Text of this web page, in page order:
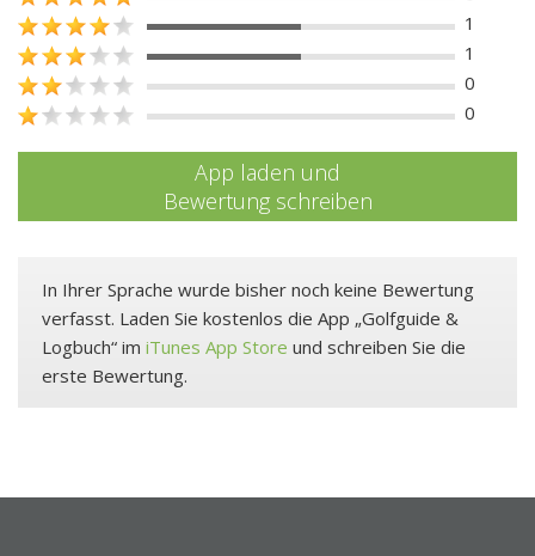
1
1
0
0
App laden und
Bewertung schreiben
In Ihrer Sprache wurde bisher noch keine Bewertung
verfasst. Laden Sie kostenlos die App „Golfguide &
Logbuch“ im iTunes App Store und schreiben Sie die
erste Bewertung.